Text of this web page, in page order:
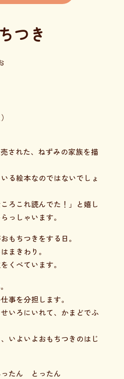
つき
された、ねずみの家族を描
る絵本なのではないでしょ
ろこれ読んでた！」と嬉し
っしゃいます。
もちつきをする日。
まきわり。
くべています。
事を分担します。
いろにいれて、かまどでふ
いよいよおもちつきのはじ
たん とったん